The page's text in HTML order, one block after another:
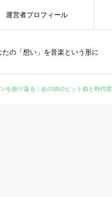
たの「想い」を音楽という形に
運営者プロフィール
を振り返る：あの頃のヒット曲と時代